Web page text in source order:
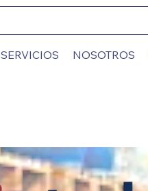
SERVICIOS NOSOTROS